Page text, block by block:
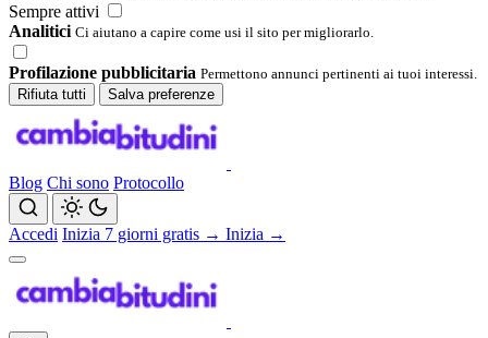
Sempre attivi
Analitici Ci aiutano a capire come usi il sito per migliorarlo.
Profilazione pubblicitaria Permettono annunci pertinenti ai tuoi interessi.
Rifiuta tutti
Salva preferenze
Blog Chi sono Protocollo
Accedi Inizia 7 giorni gratis → Inizia →